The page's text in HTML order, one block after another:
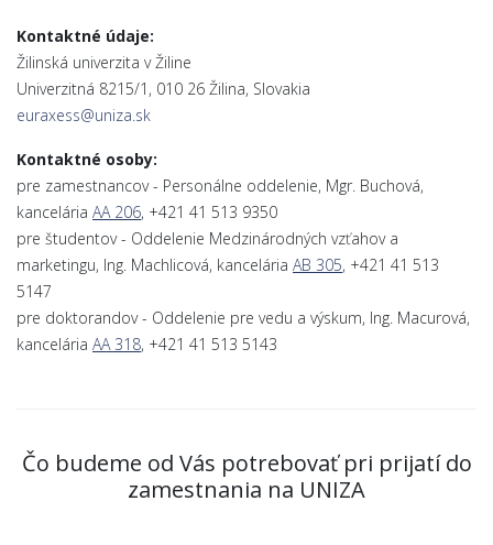
Kontaktné údaje:
Žilinská univerzita v Žiline
Univerzitná 8215/1, 010 26 Žilina, Slovakia
euraxess@uniza.sk
Kontaktné osoby:
pre zamestnancov - Personálne oddelenie, Mgr. Buchová,
kancelária AA 206, +421 41 513 9350
pre študentov - Oddelenie Medzinárodných vzťahov a
marketingu, Ing. Machlicová, kancelária AB 305, +421 41 513
5147
pre doktorandov - Oddelenie pre vedu a výskum, Ing. Macurová,
kancelária AA 318, +421 41 513 5143
Čo budeme od Vás potrebovať pri prijatí do
zamestnania na UNIZA